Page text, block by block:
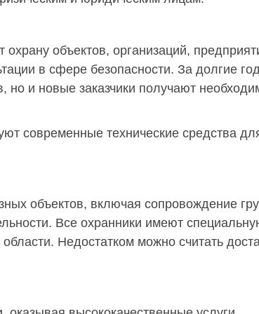
объектов, организаций,
в сфере безопасности. За долгие
и новые заказчики получают
современные технические средства
объектов, включая сопровождение
Все охранники имеют
Недостатком можно считать